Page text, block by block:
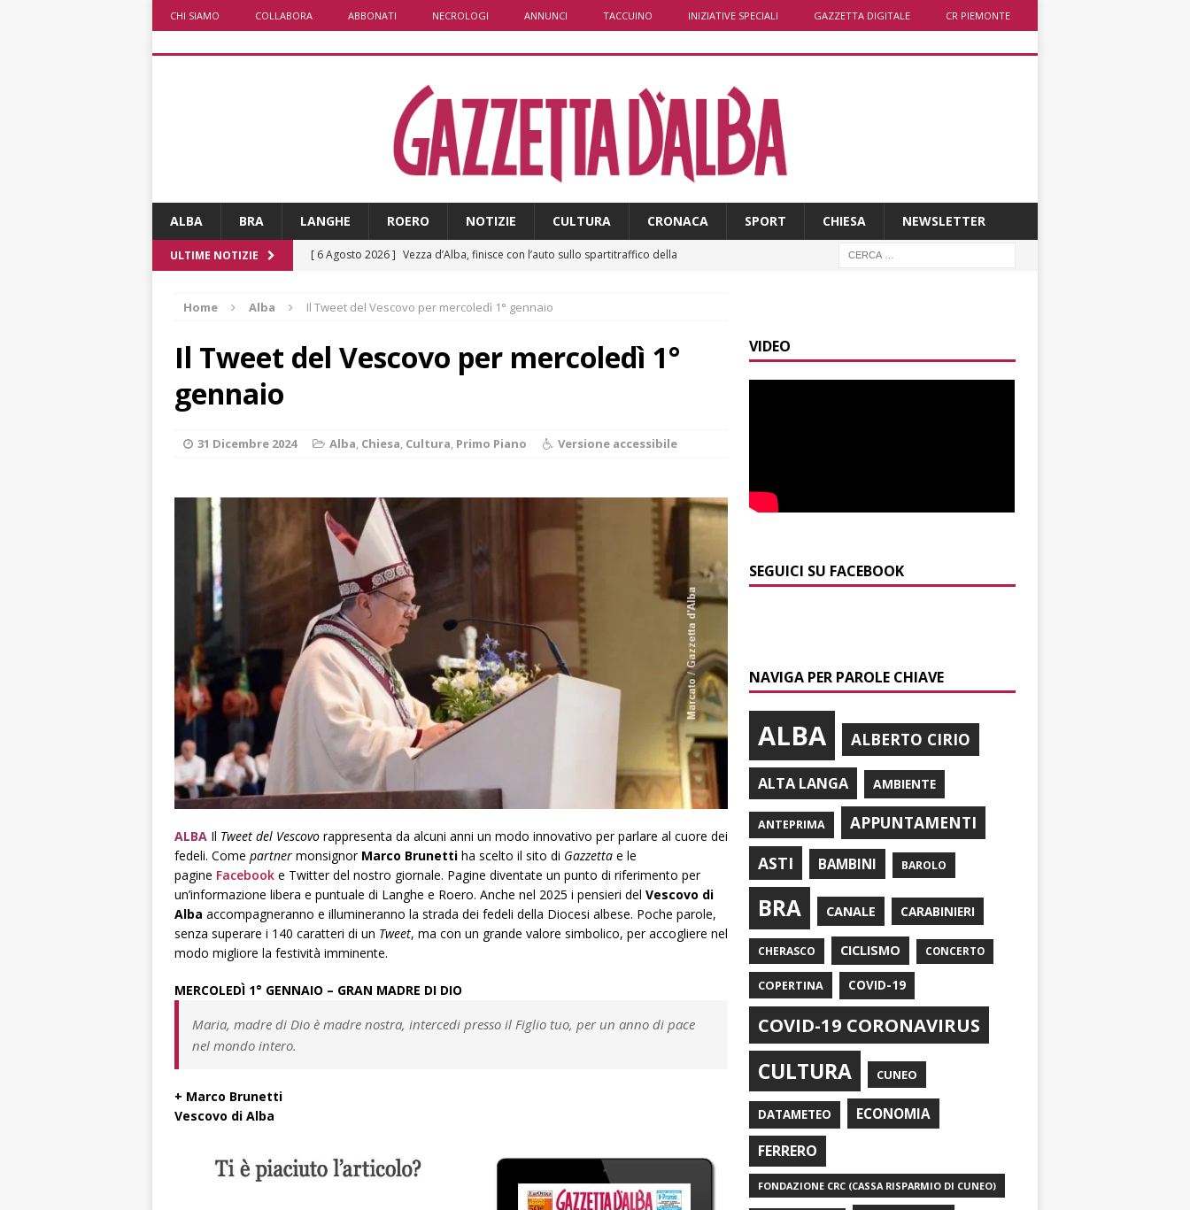
CHI SIAMO COLLABORA ABBONATI NECROLOGI ANNUNCI TACCUINO INIZIATIVE SPECIALI GAZZETTA DIGITALE CR PIEMONTE
ALBA BRA LANGHE ROERO NOTIZIE CULTURA CRONACA SPORT CHIESA NEWSLETTER
ULTIME NOTIZIE [ 6 Agosto 2026 ] Vezza d’Alba, finisce con l’auto sullo spartitraffico della
[ 6 Agosto 2026 ] La bella stagione riporta l’allarme sulle strade: cresce il
numero
Piemonte punta sull’automotive con le Aree di Accelerazione
Dimissioni in Consiglio comunale ad Alba, Galeasso lascia:
[ 6 Agosto 2026 ] ITINERARI / In gita a Infini.To, il sorprendente museo e
planetario sulla collina di Pino torinese
[ 6 Agosto 2026 ] Incendio a Valdieri, trasferiti per precauzione gli scout
dell’Alba 7
ALBA
[ 6 Agosto 2026 ]
Palio di Asti, Andrea Calamassi confermato mossiere per
l’edizione 2026
ALTRE NOTIZIE
[ 6 Agosto 2026 ] Bra e Boschetto piangono Giuseppe Ambrogio, una vita tra la
terra e la comunità braidese
BRA
Home Alba Il Tweet del Vescovo per mercoledì 1° gennaio
Il Tweet del Vescovo per mercoledì 1°
gennaio
31 Dicembre 2024 Alba, Chiesa, Cultura, Primo Piano Versione accessibile
ALBA Il Tweet del Vescovo rappresenta da alcuni anni un modo innovativo per parlare al cuore dei
fedeli. Come partner monsignor Marco Brunetti ha scelto il sito di Gazzetta e le
pagine Facebook e Twitter del nostro giornale. Pagine diventate un punto di riferimento per
un’informazione libera e puntuale di Langhe e Roero. Anche nel 2025 i pensieri del Vescovo di
Alba accompagneranno e illumineranno la strada dei fedeli della Diocesi albese. Poche parole,
senza superare i 140 caratteri di un Tweet, ma con un grande valore simbolico, per accogliere nel
modo migliore la festività imminente.
MERCOLEDÌ 1° GENNAIO – GRAN MADRE DI DIO
Maria, madre di Dio è madre nostra, intercedi presso il Figlio tuo, per un anno di pace
nel mondo intero.
+ Marco Brunetti
Vescovo di Alba
VIDEO
SEGUICI SU FACEBOOK
NAVIGA PER PAROLE CHIAVE
ALBA ALBERTO CIRIO
ALTA LANGA AMBIENTE
ANTEPRIMA
APPUNTAMENTI
ASTI
BAMBINI BAROLO
BRA CANALE CARABINIERI
CHERASCO CICLISMO CONCERTO
COPERTINA COVID-19
COVID-19 CORONAVIRUS
CULTURA CUNEO
DATAMETEO ECONOMIA
FERRERO
FONDAZIONE CRC (CASSA RISPARMIO DI CUNEO)